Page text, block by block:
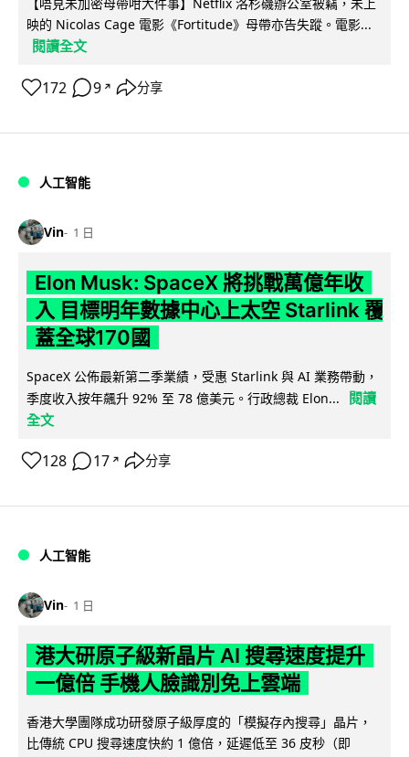
【唔見未加密母帶咁大件事】Netflix 洛杉磯辦公室被竊，未上
映的 Nicolas Cage 電影《Fortitude》母帶亦告失蹤。電影...
閱讀全文
172 9 ↗ 分享
人工智能
Vin 1 日
Elon Musk: SpaceX 將挑戰萬億年收
入 目標明年數據中心上太空 Starlink 覆
蓋全球170國
SpaceX 公佈最新第二季業績，受惠 Starlink 與 AI 業務帶動，
季度收入按年飆升 92% 至 78 億美元。行政總裁 Elon...
閱讀
全文
128 17 ↗ 分享
人工智能
Vin 1 日
港大研原子級新晶片 AI 搜尋速度提升
一億倍 手機人臉識別免上雲端
香港大學團隊成功研發原子級厚度的「模擬存內搜尋」晶片，
比傳統 CPU 搜尋速度快約 1 億倍，延遲低至 36 皮秒（即